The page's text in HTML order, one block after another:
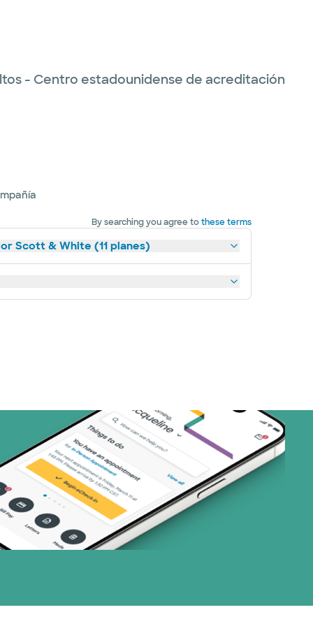
- Centro estadounidense de acreditación
By searching you agree tothese terms
Scott & White (11 planes)